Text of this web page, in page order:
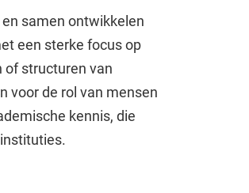
samen ontwikkelen
een sterke focus op
of structuren van
voor de rol van mensen
kennis, die